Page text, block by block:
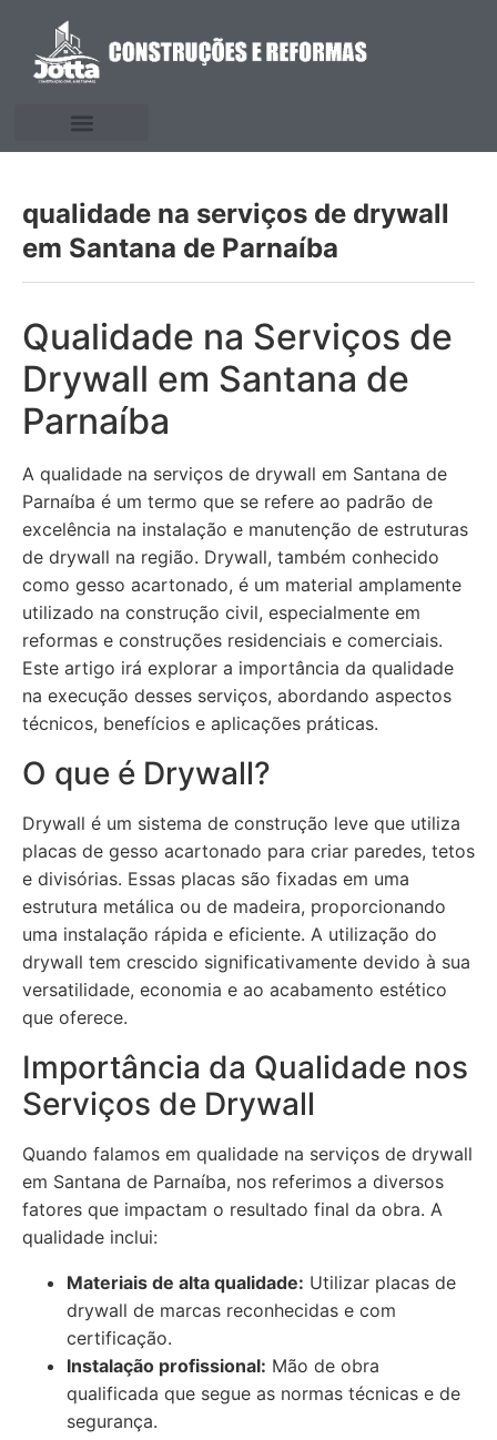
qualidade na serviços de drywall
em Santana de Parnaíba
Qualidade na Serviços de
Drywall em Santana de
Parnaíba
A qualidade na serviços de drywall em Santana de
Parnaíba é um termo que se refere ao padrão de
excelência na instalação e manutenção de estruturas
de drywall na região. Drywall, também conhecido
como gesso acartonado, é um material amplamente
utilizado na construção civil, especialmente em
reformas e construções residenciais e comerciais.
Este artigo irá explorar a importância da qualidade
na execução desses serviços, abordando aspectos
técnicos, benefícios e aplicações práticas.
O que é Drywall?
Drywall é um sistema de construção leve que utiliza
placas de gesso acartonado para criar paredes, tetos
e divisórias. Essas placas são fixadas em uma
estrutura metálica ou de madeira, proporcionando
uma instalação rápida e eficiente. A utilização do
drywall tem crescido significativamente devido à sua
versatilidade, economia e ao acabamento estético
que oferece.
Importância da Qualidade nos
Serviços de Drywall
Quando falamos em qualidade na serviços de drywall
em Santana de Parnaíba, nos referimos a diversos
fatores que impactam o resultado final da obra. A
qualidade inclui:
Materiais de alta qualidade: Utilizar placas de
drywall de marcas reconhecidas e com
certificação.
Instalação profissional: Mão de obra
qualificada que segue as normas técnicas e de
segurança.